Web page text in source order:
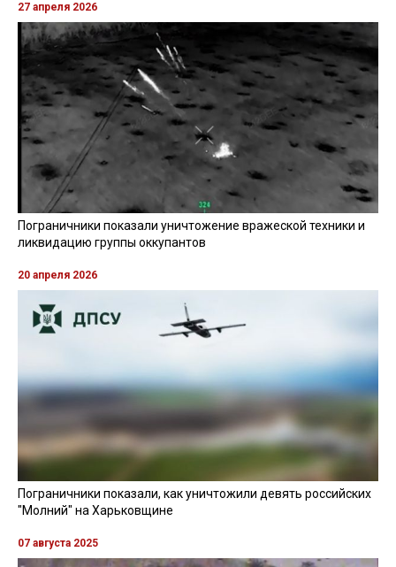
27 апреля 2026
Пограничники показали уничтожение вражеской техники и
ликвидацию группы оккупантов
20 апреля 2026
Пограничники показали, как уничтожили девять российских
"Молний" на Харьковщине
07 августа 2025